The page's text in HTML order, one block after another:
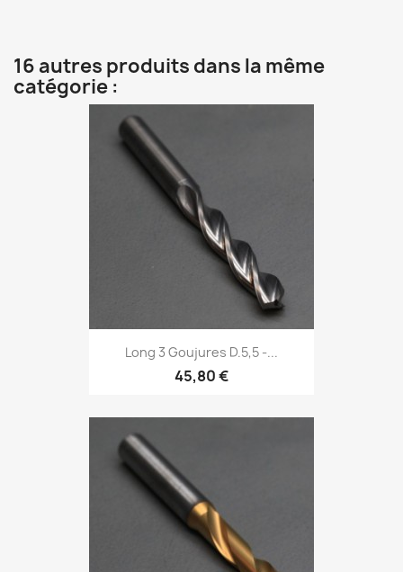
16 autres produits dans la même
catégorie :
Long 3 Goujures D.5,5 -...
45,80 €